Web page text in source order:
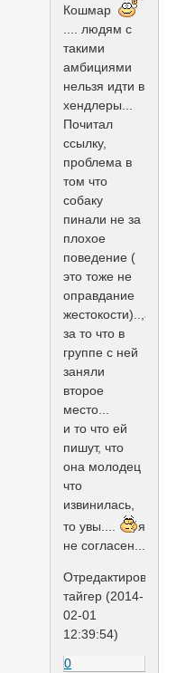
Кошмар
.... людям с
такими
амбициями
нельзя идти в
хендлеры...
Почитал
ссылку,
проблема в
том что
собаку
пинали не за
плохое
поведение (
это тоже не
оправдание
жестокости)..,а
за то что в
группе с ней
заняли
второе
место...
и то что ей
пишут, что
она молодец
что
извинилась,
то увы....
я
не согласен...
Отредактировано
тайгер (2014-
02-01
12:39:54)
0